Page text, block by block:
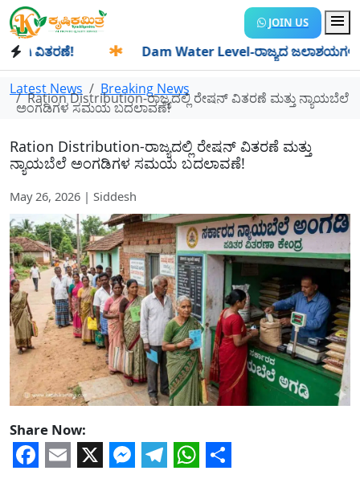
JOIN US
✱ Dam Water Level-ರಾಜ್ಯದ ಜಲಾಶಯಗಳಿಗೆ ಒಂದೇ
Latest News Breaking News
Ration Distribution-ರಾಜ್ಯದಲ್ಲಿ ರೇಷನ್ ವಿತರಣೆ ಮತ್ತು ನ್ಯಾಯಬೆಲೆ
ಅಂಗಡಿಗಳ ಸಮಯ ಬದಲಾವಣೆ!
Ration Distribution-ರಾಜ್ಯದಲ್ಲಿ ರೇಷನ್ ವಿತರಣೆ ಮತ್ತು
ನ್ಯಾಯಬೆಲೆ ಅಂಗಡಿಗಳ ಸಮಯ ಬದಲಾವಣೆ!
May 26, 2026 | Siddesh
Share Now: